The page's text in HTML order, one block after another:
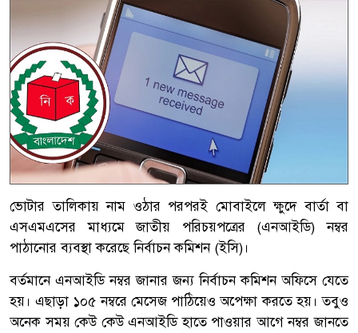
ভোটার তালিকায় নাম ওঠার পরপরই মোবাইলে ক্ষুদে বার্তা বা
এসএমএসের মাধ্যমে জাতীয় পরিচয়পত্রের (এনআইডি) নম্বর
পাঠানোর ব্যবস্থা করেছে নির্বাচন কমিশন (ইসি)।
বর্তমানে এনআইডি নম্বর জানার জন্য নির্বাচন কমিশন অফিসে যেতে
হয়। এছাড়া ১০৫ নম্বরে মেসেজ পাঠিয়েও অপেক্ষা করতে হয়। তবুও
অনেক সময় কেউ কেউ এনআইডি হাতে পাওয়ার আগে নম্বর জানতে